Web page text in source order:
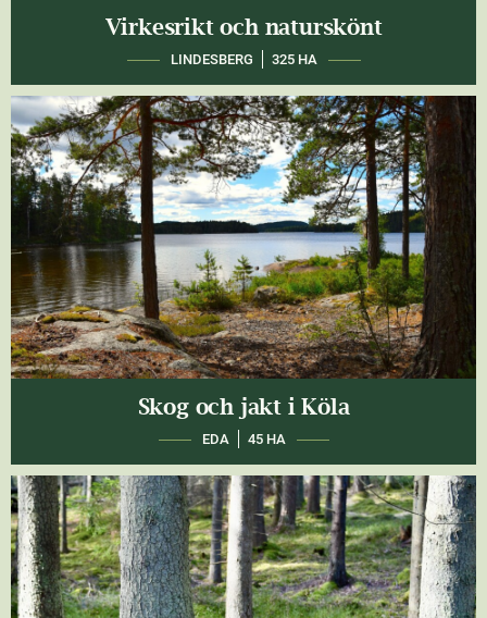
Virkesrikt och naturskönt
LINDESBERG 325 HA
Skog och jakt i Köla
EDA 45 HA